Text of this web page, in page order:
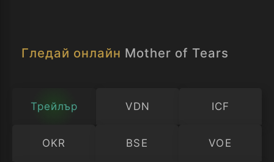
че си има собствени свръхестествени
разрушаването на Рим от Майката на
Гледай онлайн Mother of Tears
Трейлър VDN ICF
OKR BSE VOE